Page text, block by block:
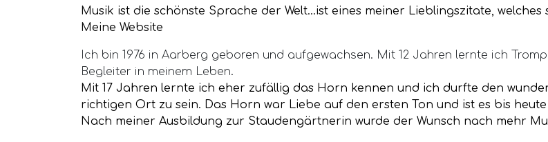
Musik ist die schönste Sprache der Welt...ist eines meiner Lieblingszitate,
Meine Website
Ich bin 1976 in Aarberg geboren und aufgewachsen. Mit 12 Jahren lernte ich
Begleiter in meinem Leben.
Mit 17 Jahren lernte ich eher zufällig das Horn kennen und ich durfte den
richtigen Ort zu sein. Das Horn war Liebe auf den ersten Ton und ist es bis
Nach meiner Ausbildung zur Staudengärtnerin wurde der Wunsch nach mehr